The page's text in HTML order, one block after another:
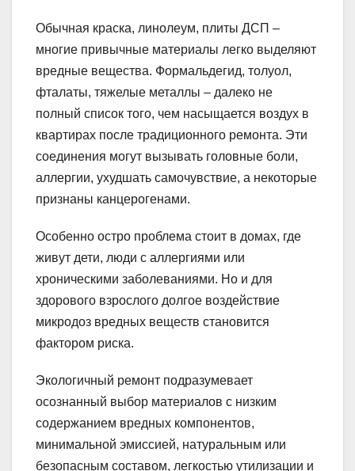
Обычная краска, линолеум, плиты ДСП –
многие привычные материалы легко выделяют
вредные вещества. Формальдегид, толуол,
фталаты, тяжелые металлы – далеко не
полный список того, чем насыщается воздух в
квартирах после традиционного ремонта. Эти
соединения могут вызывать головные боли,
аллергии, ухудшать самочувствие, а некоторые
признаны канцерогенами.
Особенно остро проблема стоит в домах, где
живут дети, люди с аллергиями или
хроническими заболеваниями. Но и для
здорового взрослого долгое воздействие
микродоз вредных веществ становится
фактором риска.
Экологичный ремонт подразумевает
осознанный выбор материалов с низким
содержанием вредных компонентов,
минимальной эмиссией, натуральным или
безопасным составом, легкостью утилизации и